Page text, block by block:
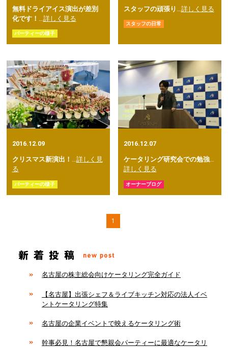
無料ドライアイス演出が差別
化です！
詳しく見る
パーティーの様子
スタッフの頑張り 詳しく見る
スタッフの日常
2016.12.09
クリスマス新演出！ …詳しく見
る
パーティーの様子
2016.12.07
ケータリング研究会での勉強…
詳しく見る
オーナーブログ
1
名古屋の株主総会向けケータリング完全ガイド
【名古屋】出張シェフ＆ライブキッチン対応の法人イベ
ントケータリング特集
名古屋の企業イベントで映えるケータリング術
幹事必見！名古屋で懇親会パーティーに最適なケータリ